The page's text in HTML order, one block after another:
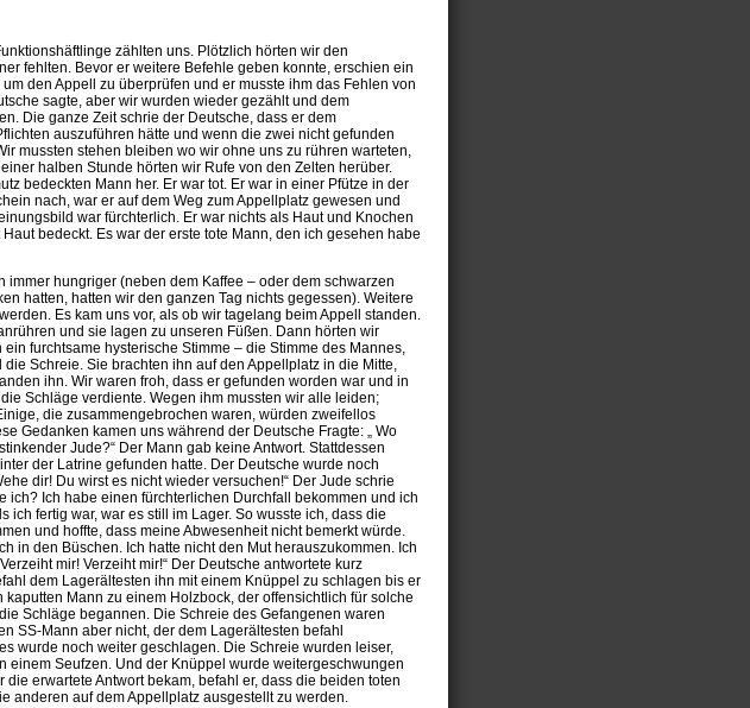
zählten uns. Plötzlich hörten wir den
fehlten. Bevor er weitere Befehle geben konnte, erschien ein
den Appell zu überprüfen und er musste ihm das Fehlen von
sagte, aber wir wurden wieder gezählt und dem
Die ganze Zeit schrie der Deutsche, dass er dem
auszuführen hätte und wenn die zwei nicht gefunden
mussten stehen bleiben wo wir ohne uns zu rühren warteten,
halben Stunde hörten wir Rufe von den Zelten herüber.
bedeckten Mann her. Er war tot. Er war in einer Pfütze in der
nach, war er auf dem Weg zum Appellplatz gewesen und
war fürchterlich. Er war nichts als Haut und Knochen
bedeckt. Es war der erste tote Mann, den ich gesehen habe
hungriger (neben dem Kaffee – oder dem schwarzen
hatten, hatten wir den ganzen Tag nichts gegessen). Weitere
Es kam uns vor, als ob wir tagelang beim Appell standen.
und sie lagen zu unseren Füßen. Dann hörten wir
furchtsame hysterische Stimme – die Stimme des Mannes,
Schreie. Sie brachten ihn auf den Appellplatz in die Mitte,
ihn. Wir waren froh, dass er gefunden worden war und in
Schläge verdiente. Wegen ihm mussten wir alle leiden;
die zusammengebrochen waren, würden zweifellos
Gedanken kamen uns während der Deutsche Fragte: „ Wo
Jude?“ Der Mann gab keine Antwort. Stattdessen
der Latrine gefunden hatte. Der Deutsche wurde noch
dir! Du wirst es nicht wieder versuchen!“ Der Jude schrie
ich? Ich habe einen fürchterlichen Durchfall bekommen und ich
fertig war, war es still im Lager. So wusste ich, dass die
und hoffte, dass meine Abwesenheit nicht bemerkt würde.
in den Büschen. Ich hatte nicht den Mut herauszukommen. Ich
mir! Verzeiht mir!“ Der Deutsche antwortete kurz
dem Lagerältesten ihn mit einem Knüppel zu schlagen bis er
Mann zu einem Holzbock, der offensichtlich für solche
Schläge begannen. Die Schreie des Gefangenen waren
SS-Mann aber nicht, der dem Lagerältesten befahl
wurde noch weiter geschlagen. Die Schreie wurden leiser,
Seufzen. Und der Knüppel wurde weitergeschwungen
die erwartete Antwort bekam, befahl er, dass die beiden toten
anderen auf dem Appellplatz ausgestellt zu werden.